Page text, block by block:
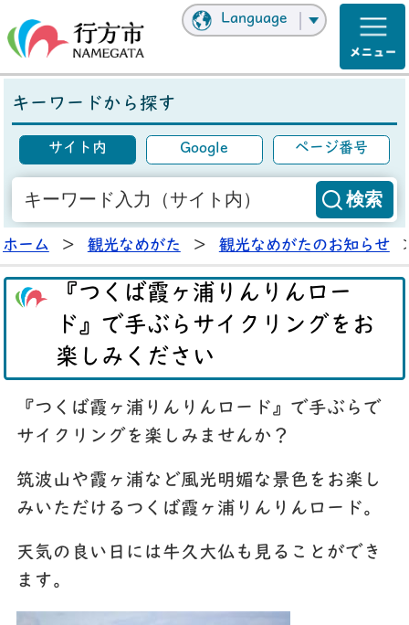
Language
キーワードから探す
サイト内 Google ページ番号
ホーム > 観光なめがた > 観光なめがたのお知らせ
『つくば霞ヶ浦りんりんロー
ド』で手ぶらサイクリングをお
楽しみください
『つくば霞ヶ浦りんりんロード』で手ぶらで
サイクリングを楽しみませんか？
筑波山や霞ヶ浦など風光明媚な景色をお楽し
みいただけるつくば霞ヶ浦りんりんロード。
天気の良い日には牛久大仏も見ることができ
ます。